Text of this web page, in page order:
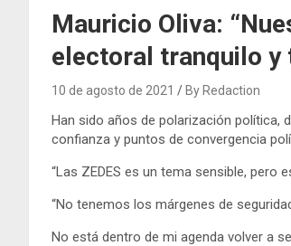
Mauricio Oliva:
electoral tranquilo y
10 de agosto de 2021 By Redaction
Han sido años de polarización política,
confianza y puntos de convergencia
“Las ZEDES es un tema sensible, pero
“No tenemos los márgenes de
No está dentro de mi agenda volver a